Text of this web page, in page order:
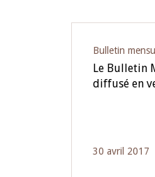
Bulletin
Le Bulletin
diffusé en
30 avril 2017